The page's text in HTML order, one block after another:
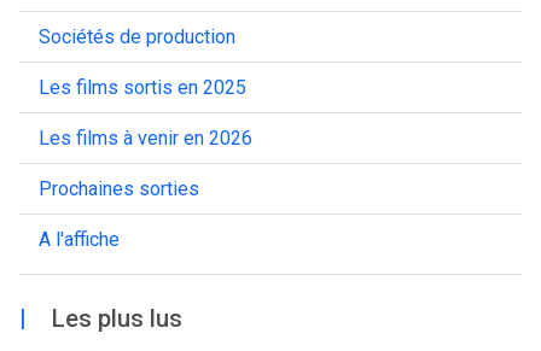
Sociétés de production
Les films sortis en 2025
Les films à venir en 2026
Prochaines sorties
A l'affiche
| Les plus lus